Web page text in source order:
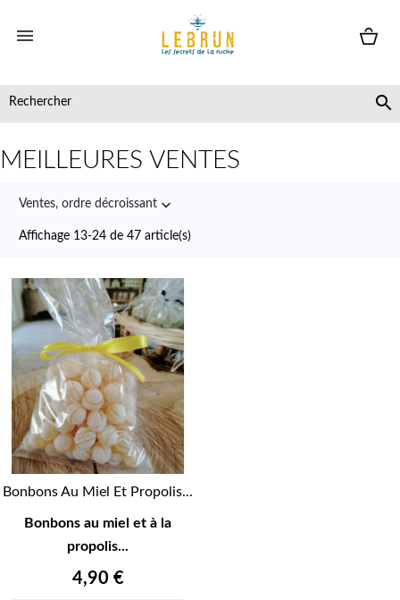


MEILLEURES VENTES
Ventes, ordre décroissant 
Affichage 13-24 de 47 article(s)
Bonbons Au Miel Et Propolis...
Bonbons au miel et à la
propolis...
4,90 €